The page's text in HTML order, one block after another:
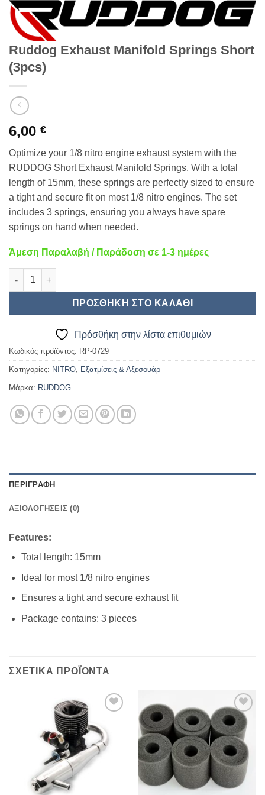
Ruddog Exhaust Manifold Springs Short
(3pcs)
6,00 €
Optimize your 1/8 nitro engine exhaust system with the
RUDDOG Short Exhaust Manifold Springs. With a total
length of 15mm, these springs are perfectly sized to ensure
a tight and secure fit on most 1/8 nitro engines. The set
includes 3 springs, ensuring you always have spare
springs on hand when needed.
Άμεση Παραλαβή / Παράδοση σε 1-3 ημέρες
Ruddog Exhaust Manifold Springs Short (3pcs) ποσότητα
ΠΡΟΣΘΉΚΗ ΣΤΟ ΚΑΛΆΘΙ
Πρόσθήκη στην λίστα επιθυμιών
Κωδικός προϊόντος: RP-0729
Κατηγορίες: NITRO, Εξατμίσεις & Αξεσουάρ
Μάρκα: RUDDOG
ΠΕΡΙΓΡΑΦΉ
ΑΞΙΟΛΟΓΉΣΕΙΣ (0)
Features:
Total length: 15mm
Ideal for most 1/8 nitro engines
Ensures a tight and secure exhaust fit
Package contains: 3 pieces
ΣΧΕΤΙΚΆ ΠΡΟΪΌΝΤΑ
Πρόσθήκη
στην λίστα
επιθυμιών
Πρόσθήκη
στην λίστα
επιθυμιών